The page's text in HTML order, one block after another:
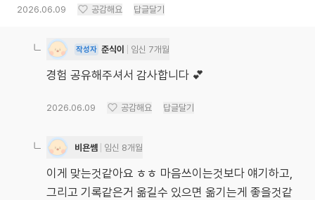
2026.06.09 공감해요 답글달기
작성자 준식이 임신 7개월
경험 공유해주셔서 감사합니다 💕
2026.06.09 공감해요 답글달기
비욘쎔 임신 8개월
이게 맞는것같아요 ㅎㅎ 마음쓰이는것보다 얘기하고,
그리고 기록같은거 옮길수 있으면 옮기는게 좋을것같